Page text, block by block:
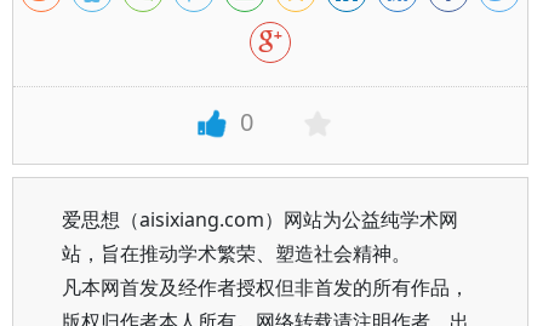
0
爱思想（aisixiang.com）网站为公益纯学术网
站，旨在推动学术繁荣、塑造社会精神。
凡本网首发及经作者授权但非首发的所有作品，